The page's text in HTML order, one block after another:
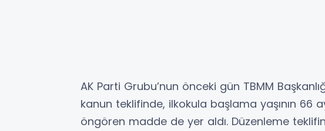
AK Parti Grubu’nun önceki gün TBMM
kanun teklifinde, ilkokula başlama yaşının 66
öngören madde de yer aldı. Düzenleme